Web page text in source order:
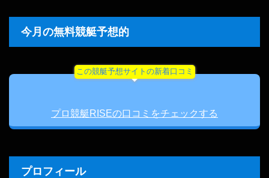
今月の無料競艇予想的
この競艇予想サイトの新着口コミ
プロ競艇RISEの口コミをチェックする
プロフィール